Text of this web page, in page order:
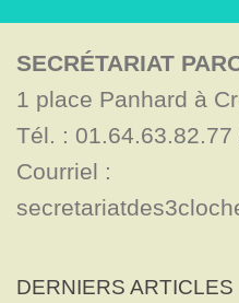
SECRÉTARIAT
1 place Panhard à
Tél. :
Courriel :
DERNIERS ARTICLES